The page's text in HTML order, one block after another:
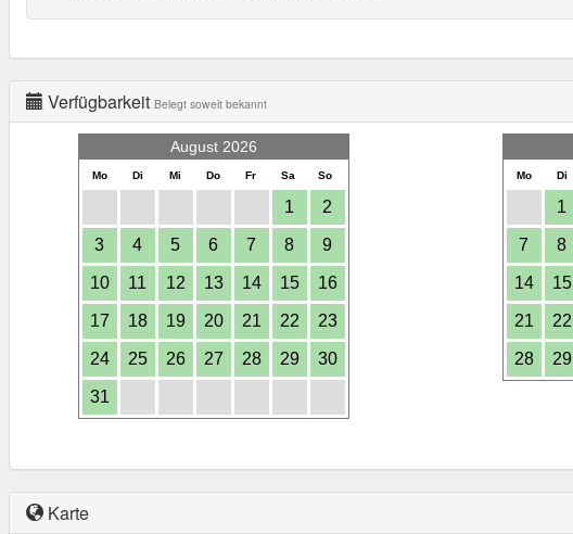
Verfügbarkeit Belegt soweit bekannt
August 2026
Mo Di Mi Do Fr Sa So
1 2
3 4 5 6 7 8 9
10 11 12 13 14 15 16
17 18 19 20 21 22 23
24 25 26 27 28 29 30
31
Mo Di
1
7 8
14 15
21 22
28 29
Karte